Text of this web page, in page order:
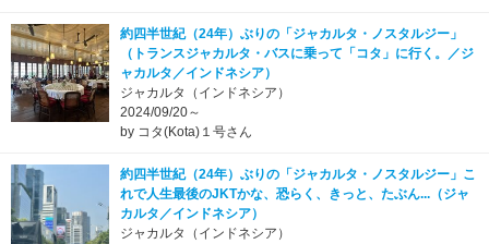
約四半世紀（24年）ぶりの「ジャカルタ・ノスタルジー」
（トランスジャカルタ・バスに乗って「コタ」に行く。／ジ
ャカルタ／インドネシア）
ジャカルタ（インドネシア）
2024/09/20～
by コタ(Kota)１号さん
約四半世紀（24年）ぶりの「ジャカルタ・ノスタルジー」こ
れで人生最後のJKTかな、恐らく、きっと、たぶん...（ジャ
カルタ／インドネシア）
ジャカルタ（インドネシア）